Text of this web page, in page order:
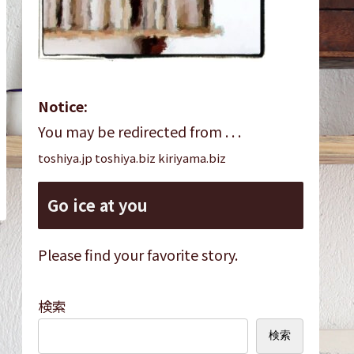
Notice:
You may be redirected from . . .
toshiya.jp toshiya.biz kiriyama.biz
Go ice at you
Please find your favorite story.
検索
検索